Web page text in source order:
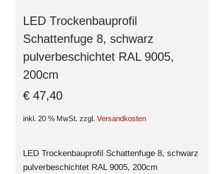
LED Trockenbauprofil
Schattenfuge 8, schwarz
pulverbeschichtet RAL 9005,
200cm
€ 47,40
inkl. 20 % MwSt. zzgl. Versandkosten
LED Trockenbauprofil Schattenfuge 8, schwarz
pulverbeschichtet RAL 9005, 200cm